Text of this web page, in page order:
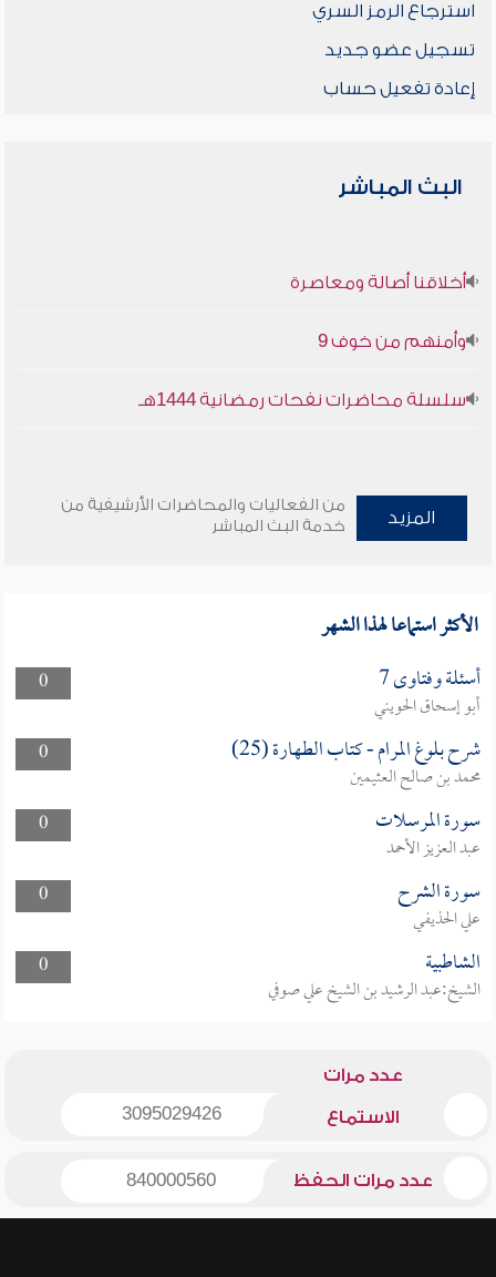
استرجاع الرمز السري
تسجيل عضو جديد
إعادة تفعيل حساب
البث المباشر
أخلاقنا أصالة ومعاصرة
وأمنهم من خوف 9
سلسلة محاضرات نفحات رمضانية 1444هـ
المزيد
من الفعاليات والمحاضرات الأرشيفية من
خدمة البث المباشر
الأكثر استماعا لهذا الشهر
0 أسئلة وفتاوى 7
أبو إسحاق الحويني
0
شرح بلوغ المرام - كتاب الطهارة (25)
محمد بن صالح العثيمين
0
سورة المرسلات
عبد العزيز الأحمد
0
سورة الشرح
علي الحذيفي
0
الشاطبية
الشيخ:عبد الرشيد بن الشيخ علي صوفي
عدد مرات
الاستماع 3095029426
عدد مرات الحفظ 840000560